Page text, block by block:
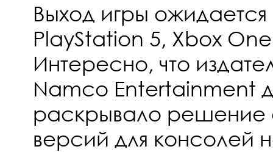
Выход игры
PlayStation 5, Xbox
Интересно, что
Namco Entertainment
раскрывало решение
версий для консолей